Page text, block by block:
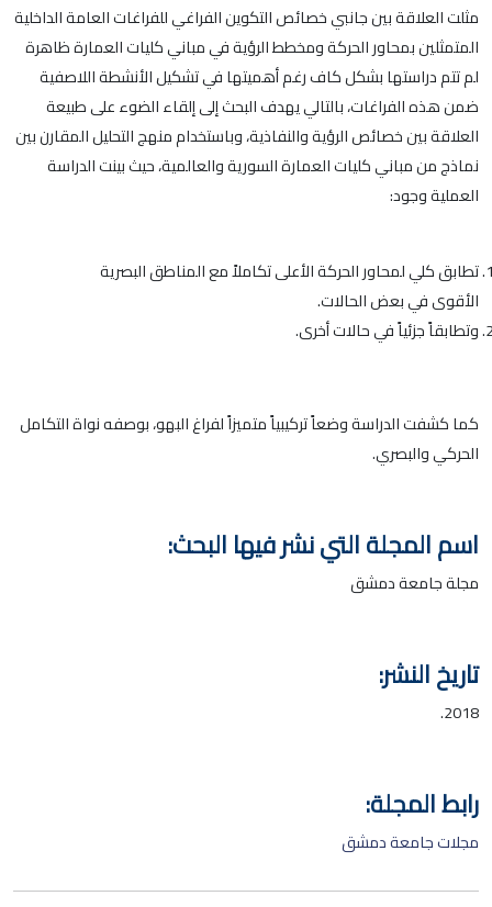
مثلت العلاقة بين جانبي خصائص التكوين الفراغي للفراغات العامة الداخلية
المتمثلين بمحاور الحركة ومخطط الرؤية في مباني كليات العمارة ظاهرة
لم تتم دراستها بشكل كاف رغم أهميتها في تشكيل الأنشطة اللاصفية
ضمن هذه الفراغات، بالتالي يهدف البحث إلى إلقاء الضوء على طبيعة
العلاقة بين خصائص الرؤية والنفاذية، وباستخدام منهج التحليل المقارن بين
نماذج من مباني كليات العمارة السورية والعالمية، حيث بينت الدراسة
العملية وجود:
تطابق كلي لمحاور الحركة الأعلى تكاملاً مع المناطق البصرية
الأقوى في بعض الحالات.
وتطابقاً جزئياً في حالات أخرى.
كما كشفت الدراسة وضعاً تركيبياً متميزاً لفراغ البهو، بوصفه نواة التكامل
الحركي والبصري.
اسم المجلة التي نشر فيها البحث:
مجلة جامعة دمشق
تاريخ النشر:
2018.
رابط المجلة:
مجلات جامعة دمشق